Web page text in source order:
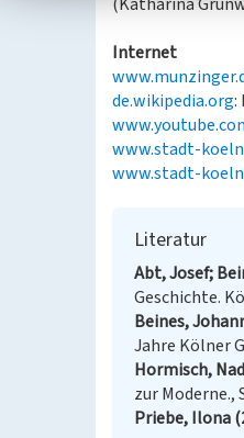
Internet
de.wikipedia.org:
www.stadt-
www.stadt-
Literatur
Abt, Josef;
Geschichte.
Beines,
Jahre Kölner
Hormisch,
zur Moderne.,
Priebe, Ilona